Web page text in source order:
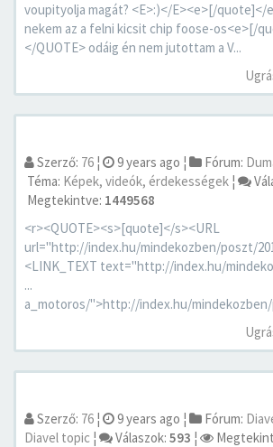
voupityolja magát? <E>:)</E><e>[/quote]</
nekem az a felni kicsit chip foose-os<e>[/
</QUOTE> odáig én nem jutottam a V...
Szerző: 76 ¦ 9 years ago ¦ Fórum:
Téma: Képek, videók, érdekességek ¦
Megtekintve: 1449568
<r><QUOTE><s>[quote]</s><URL
url="http://index.hu/mindekozben/poszt/
<LINK_TEXT text="http://index.hu/
...
a_motoros/">http://index.hu/
Szerző: 76 ¦ 9 years ago ¦ Fórum:
Diavel topic ¦ Válaszok: 593 ¦